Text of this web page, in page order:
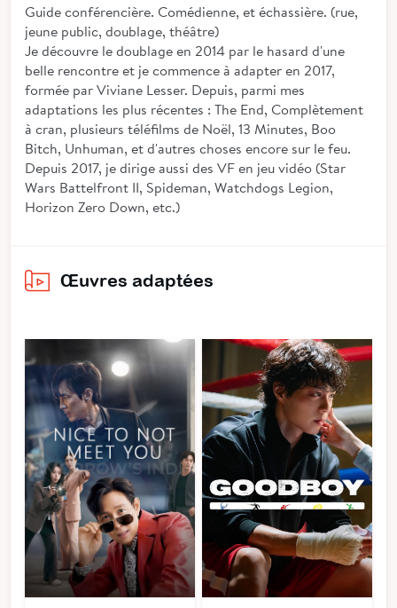
Guide conférencière. Comédienne, et échassière. (rue,
jeune public, doublage, théâtre)
Je découvre le doublage en 2014 par le hasard d'une
belle rencontre et je commence à adapter en 2017,
formée par Viviane Lesser. Depuis, parmi mes
adaptations les plus récentes : The End, Complètement
à cran, plusieurs téléfilms de Noël, 13 Minutes, Boo
Bitch, Unhuman, et d'autres choses encore sur le feu.
Depuis 2017, je dirige aussi des VF en jeu vidéo (Star
Wars Battelfront II, Spideman, Watchdogs Legion,
Horizon Zero Down, etc.)
Œuvres adaptées